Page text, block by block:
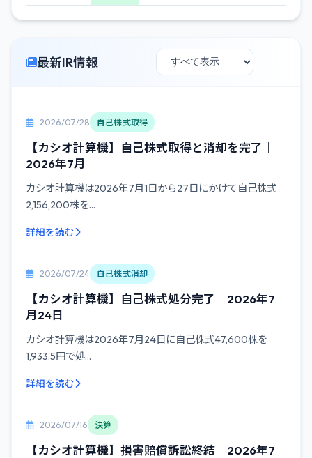
最新IR情報
2026/07/28 自己株式取得
【カシオ計算機】自己株式取得と消却を完了｜
2026年7月
カシオ計算機は2026年7月1日から27日にかけて自己株式
2,156,200株を...
詳細を読む
2026/07/24 自己株式消却
【カシオ計算機】自己株式処分完了｜2026年7
月24日
カシオ計算機は2026年7月24日に自己株式47,600株を
1,933.5円で処...
詳細を読む
2026/07/16 決算
【カシオ計算機】損害賠償訴訟終結｜2026年7